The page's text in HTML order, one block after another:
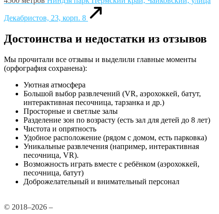
Декабристов, 23, корп. 8
Достоинства и недостатки из отзывов
Мы прочитали все отзывы и выделили главные моменты
(орфография сохранена):
Уютная атмосфера
Большой выбор развлечений (VR, аэрохоккей, батут,
интерактивная песочница, тарзанка и др.)
Просторные и светлые залы
Разделение зон по возрасту (есть зал для детей до 8 лет)
Чистота и опрятность
Удобное расположение (рядом с домом, есть парковка)
Уникальные развлечения (например, интерактивная
песочница, VR).
Возможность играть вместе с ребёнком (аэрохоккей,
песочница, батут)
Доброжелательный и внимательный персонал
© 2018–2026 –